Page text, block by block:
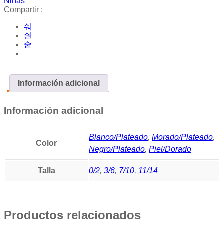
Compartir :
Información adicional
Información adicional
Color
Blanco/Plateado, Morado/Plateado,
Negro/Plateado, Piel/Dorado
Talla 0/2, 3/6, 7/10, 11/14
Productos relacionados